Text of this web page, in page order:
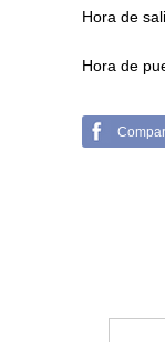
Hora de
Hora de